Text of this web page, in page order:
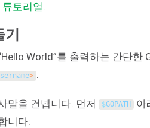
토리얼.
World”를 출력하는 간단한
> .
말을 건넵니다. 먼저 $GOPATH 아
니다: